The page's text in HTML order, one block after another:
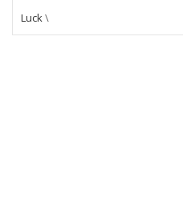
Luck \